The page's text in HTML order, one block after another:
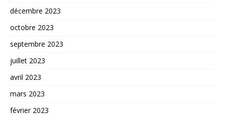
décembre 2023
octobre 2023
septembre 2023
juillet 2023
avril 2023
mars 2023
février 2023